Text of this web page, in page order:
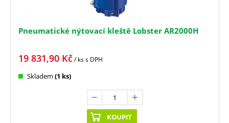
Pneumatické nýtovací kleště Lobster AR2000H
19 831,90 Kč/ kss DPH
Skladem (1 ks)
KOUPIT